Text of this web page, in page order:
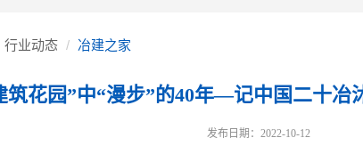
行业动态 冶建之家
筑花园”中“漫步”的40年—记中国二十冶
发布日期：2022-10-12